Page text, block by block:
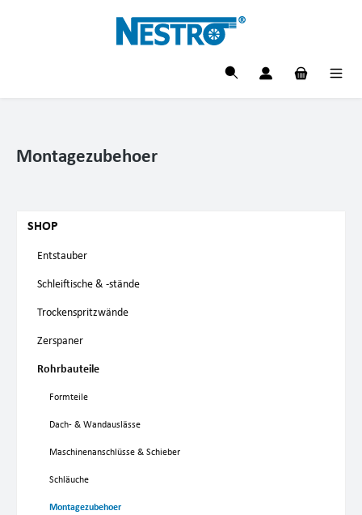
Montagezubehoer
SHOP
Entstauber
Schleiftische & -stände
Trockenspritzwände
Zerspaner
Rohrbauteile
Formteile
Dach- & Wandauslässe
Maschinenanschlüsse & Schieber
Schläuche
Montagezubehoer